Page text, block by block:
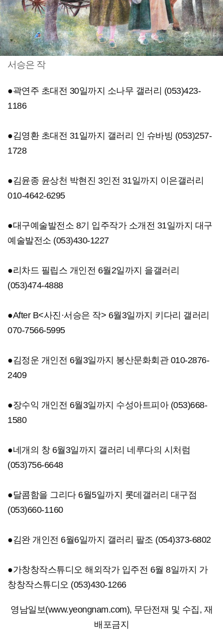
서승은 작
●곽연주 초대전 30일까지 소나무 갤러리 (053)423-
1186
●김영환 초대전 31일까지 갤러리 인 슈바빙 (053)257-
1728
●김윤종 윤상천 박현진 3인전 31일까지 이은갤러리
010-4642-6295
●대구예술발전소 8기 입주작가 소개전 31일까지 대구
예술발전소 (053)430-1227
●리차드 필립스 개인전 6월2일까지 을갤러리
(053)474-4888
●After B<사진·서승은 작> 6월3일까지 키다리 갤러리
070-7566-5995
●김정운 개인전 6월3일까지 봉산문화회관 010-2876-
2409
●장수익 개인전 6월3일까지 수성아트피아 (053)668-
1580
●네개의 창 6월3일까지 갤러리 네루다의 시처럼
(053)756-6648
●달콤함을 그리다 6월5일까지 롯데갤러리 대구점
(053)660-1160
●김완 개인전 6월6일까지 갤러리 팔조 (054)373-6802
●가창창작스튜디오 해외작가 입주전 6월 8일까지 가
창창작스튜디오 (053)430-1266
영남일보(www.yeongnam.com), 무단전재 및 수집, 재
배포금지